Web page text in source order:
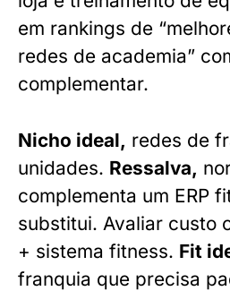
em rankings de
redes de academia”
complementar.
Nicho ideal, redes de
unidades. Ressalva,
complementa um ERP
substitui. Avaliar custo
+ sistema fitness. Fit
franquia que precisa